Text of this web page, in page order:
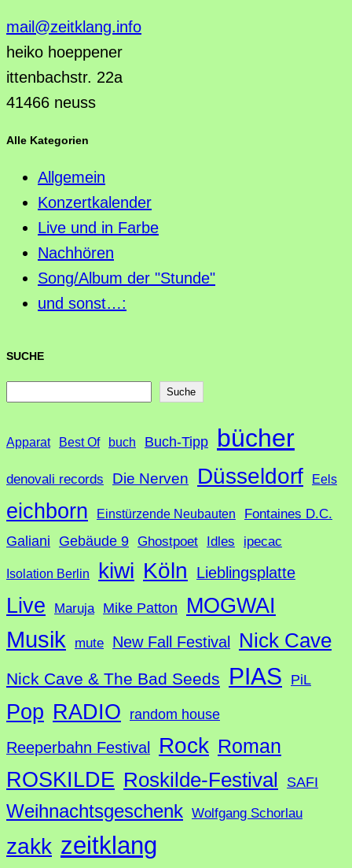
mail@zeitklang.info
heiko hoeppener
ittenbachstr. 22a
41466 neuss
Alle Kategorien
Allgemein
Konzertkalender
Live und in Farbe
Nachhören
Song/Album der "Stunde"
und sonst…:
SUCHE
c
Suche
Apparat Best Of buch Buch-Tipp bücher
denovali records Die Nerven Düsseldorf Eels
eichborn Einstürzende Neubauten Fontaines D.C.
Galiani Gebäude 9 Ghostpoet Idles ipecac
Isolation Berlin kiwi Köln Lieblingsplatte
Live Maruja Mike Patton MOGWAI
Musik mute New Fall Festival Nick Cave
Nick Cave & The Bad Seeds PIAS PiL
Pop RADIO random house
Reeperbahn Festival Rock Roman
ROSKILDE Roskilde-Festival SAFI
Weihnachtsgeschenk Wolfgang Schorlau
zakk zeitklang